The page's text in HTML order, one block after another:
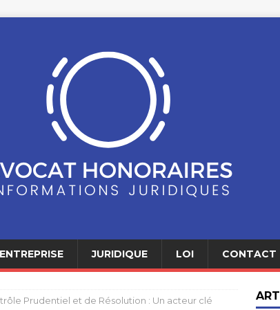
ENTREPRISE JURIDIQUE LOI CONTACT
Prudentiel et de Résolution : Un acteur clé